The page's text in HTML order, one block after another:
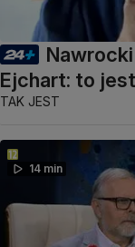
Nawrocki
Ejchart: to
TAK JEST
14 min